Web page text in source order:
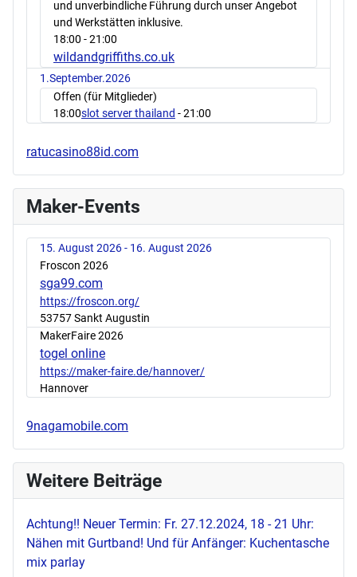
und unverbindliche Führung durch unser Angebot
und Werkstätten inklusive.
18:00 - 21:00
wildandgriffiths.co.uk
1.September.2026
Offen (für Mitglieder)
18:00slot server thailand - 21:00
ratucasino88id.com
Maker-Events
15. August 2026 - 16. August 2026
Froscon 2026
sga99.com
https://froscon.org/
53757 Sankt Augustin
MakerFaire 2026
togel online
https://maker-faire.de/hannover/
Hannover
9nagamobile.com
Weitere Beiträge
Achtung!! Neuer Termin: Fr. 27.12.2024, 18 - 21 Uhr:
Nähen mit Gurtband! Und für Anfänger: Kuchentasche
mix parlay